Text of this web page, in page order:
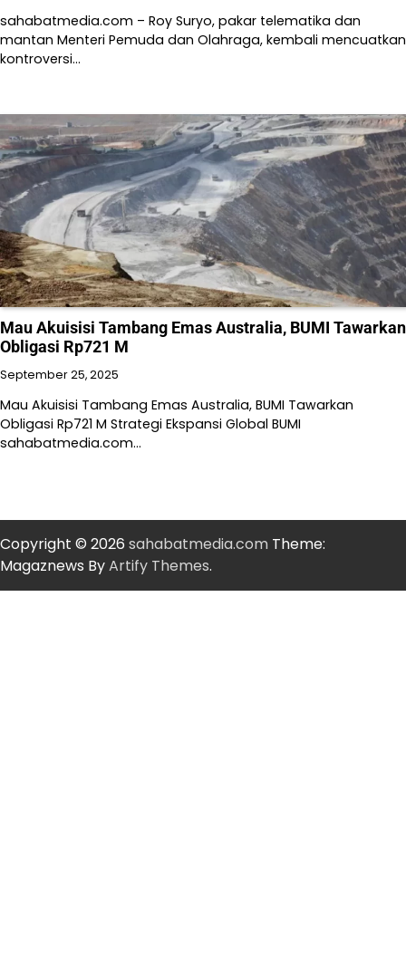
sahabatmedia.com – Roy Suryo, pakar telematika dan
mantan Menteri Pemuda dan Olahraga, kembali mencuatkan
kontroversi…
Mau Akuisisi Tambang Emas Australia, BUMI Tawarkan
Obligasi Rp721 M
September 25, 2025
Mau Akuisisi Tambang Emas Australia, BUMI Tawarkan
Obligasi Rp721 M Strategi Ekspansi Global BUMI
sahabatmedia.com…
Copyright © 2026 sahabatmedia.com Theme:
Magaznews ByArtify Themes.